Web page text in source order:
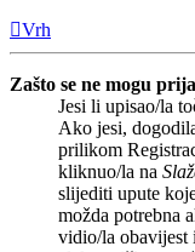
Vrh
Zašto se ne mogu
Jesi li upisao/la
Ako jesi,
prilikom
kliknuo/la na
slijediti upute
možda potrebna
vidio/la obavijest